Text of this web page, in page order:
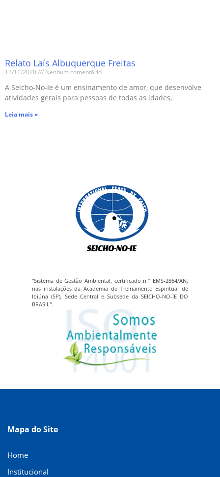
Relato Laís Albuquerque Freitas
13/11/2020 Nenhum comentário
A Seicho-No-Ie é um ensinamento de amor, que desenvolve
atividades gerais para pessoas de todas as idades,
Leia mais »
"Sistema de Gestão Ambiental, certificado n.° EMS-2864/AN,
nas instalações da Academia de Treinamento Espiritual de
Ibiúna (SP), Sede Central e Subsede da SEICHO-NO-IE DO
BRASIL".
Mapa do Site
Home
Institucional